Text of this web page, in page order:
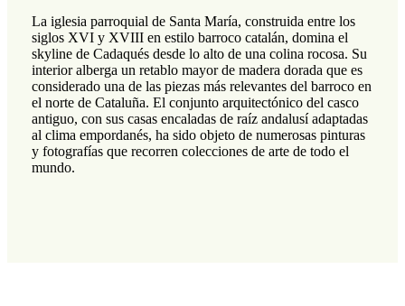
La iglesia parroquial de Santa María, construida entre los
siglos XVI y XVIII en estilo barroco catalán, domina el
skyline de Cadaqués desde lo alto de una colina rocosa. Su
interior alberga un retablo mayor de madera dorada que es
considerado una de las piezas más relevantes del barroco en
el norte de Cataluña. El conjunto arquitectónico del casco
antiguo, con sus casas encaladas de raíz andalusí adaptadas
al clima empordanés, ha sido objeto de numerosas pinturas
y fotografías que recorren colecciones de arte de todo el
mundo.